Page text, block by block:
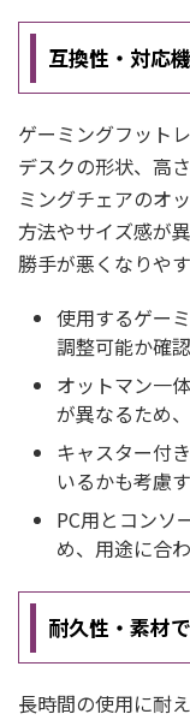
互換性・対応
ゲーミングフット
デスクの形状、高
ミングチェアのオ
方法やサイズ感が
勝手が悪くなりやす
使用するゲー
調整可能か確
オットマン一
が異なるため
キャスター付
いるかも考慮
PC用とコンソ
め、用途に合
耐久性・素材
長時間の使用に耐